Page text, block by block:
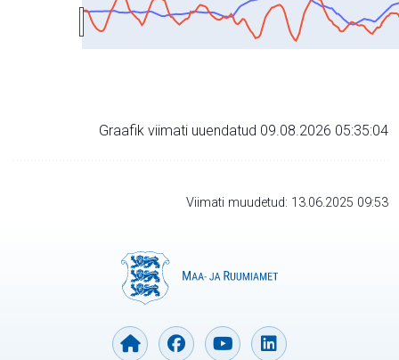
Graafik viimati uuendatud 09.08.2026 05:35:04
Viimati muudetud: 13.06.2025 09:53